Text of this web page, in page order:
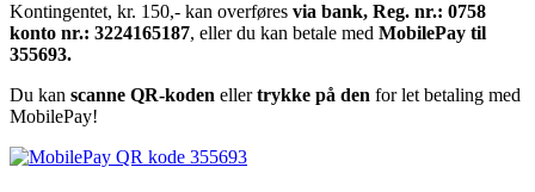
Kontingentet, kr. 150,- kan overføres via bank, Reg. nr.: 0758
konto nr.: 3224165187, eller du kan betale med MobilePay til
355693.
Du kan scanne QR-koden ellertrykke på den for let betaling med
MobilePay!